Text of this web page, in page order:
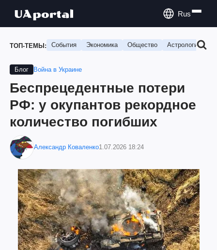
Rus
ТОП-ТЕМЫ: События Экономика Общество Астрология
Блог Война в Украине
Беспрецедентные потери
РФ: у окупантов рекордное
количество погибших
Александр Коваленко1.07.2026 18:24